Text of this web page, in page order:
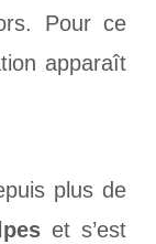
Pour ce
apparaît
plus de
et s’est